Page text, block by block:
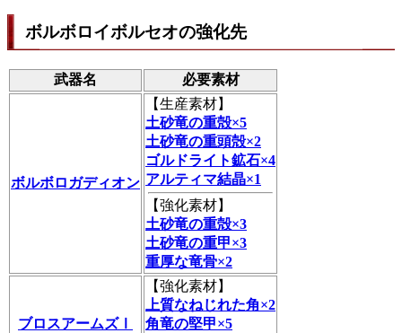
ボルボロイボルセオの強化先
武器名 必要素材
ボルボロガディオン
【生産素材】
土砂竜の重殻×5
土砂竜の重頭殻×2
ゴルドライト鉱石×4
アルティマ結晶×1
【強化素材】
土砂竜の重殻×3
土砂竜の重甲×3
重厚な竜骨×2
ブロスアームズⅠ
【強化素材】
上質なねじれた角×2
角竜の堅甲×5